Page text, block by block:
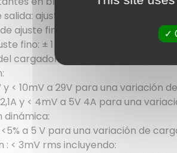
salida: ajustable de 5 a 29V
ajuste fino: 6, 8, 10, 12, 14, 16, 18, 20,
fino: ± 1 Volt, cualquiera que sea
cargador de batería de plomo de
y < 10mV a 29V para una variación
y < 4mV a 5V 4A para una
dinámica:
<5% a 5 V para una variación de
: < 3mV rms incluyendo: